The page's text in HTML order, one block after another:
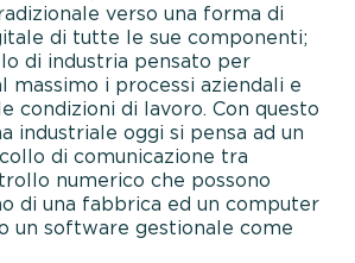
verso una forma di
di tutte le sue componenti;
di industria pensato per
massimo i processi aziendali e
condizioni di lavoro. Con questo
industriale oggi si pensa ad un
di comunicazione tra
numerico che possono
di una fabbrica ed un computer
un software gestionale come